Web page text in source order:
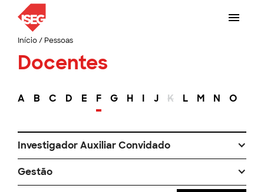
Início/ Pessoas
Docentes
A B C D E F G H I J K L M N O
Investigador Auxiliar Convidado
Gestão